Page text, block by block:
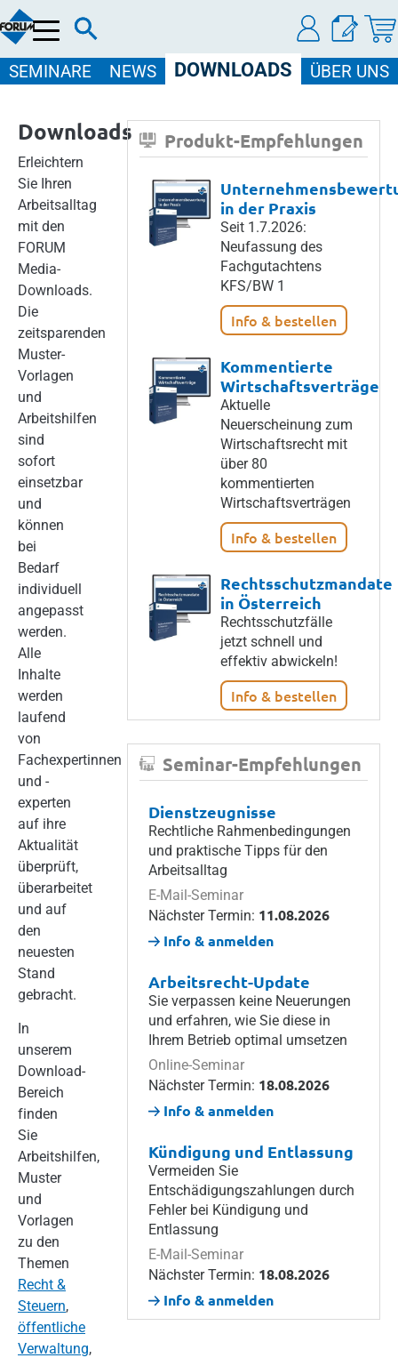
Menü
SEMINARE NEWS DOWNLOADS ÜBER UNS
Downloads
Erleichtern
Sie Ihren
Arbeitsalltag
mit den
FORUM
Media-
Downloads.
Die
zeitsparenden
Muster-
Vorlagen
und
Arbeitshilfen
sind
sofort
einsetzbar
und
können
bei
Bedarf
individuell
angepasst
werden.
Alle
Inhalte
werden
laufend
von
Fachexpertinnen
und -
experten
auf ihre
Aktualität
überprüft,
überarbeitet
und auf
den
neuesten
Stand
gebracht.
In
unserem
Download-
Bereich
finden
Sie
Arbeitshilfen,
Muster
und
Vorlagen
zu den
Themen
Recht &
Steuern,
öffentliche
Verwaltung,
Produkt-Empfehlungen
in der Praxis
Seit 1.7.2026:
Neufassung des
Fachgutachtens
KFS/BW 1
Info & bestellen
Kommentierte
Wirtschaftsverträge
Aktuelle
Neuerscheinung zum
Wirtschaftsrecht mit
über 80
kommentierten
Wirtschaftsverträgen
Info & bestellen
Rechtsschutzmandate
in Österreich
Rechtsschutzfälle
jetzt schnell und
effektiv abwickeln!
Info & bestellen
Seminar-Empfehlungen
Dienstzeugnisse
Rechtliche Rahmenbedingungen
und praktische Tipps für den
Arbeitsalltag
E-Mail-Seminar
Nächster Termin: 11.08.2026
Info & anmelden
Arbeitsrecht-Update
Sie verpassen keine Neuerungen
und erfahren, wie Sie diese in
Ihrem Betrieb optimal umsetzen
Online-Seminar
Nächster Termin: 18.08.2026
Info & anmelden
Kündigung und Entlassung
Vermeiden Sie
Entschädigungszahlungen durch
Fehler bei Kündigung und
Entlassung
E-Mail-Seminar
Nächster Termin: 18.08.2026
Info & anmelden